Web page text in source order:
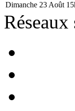
Dimanche 23 Août